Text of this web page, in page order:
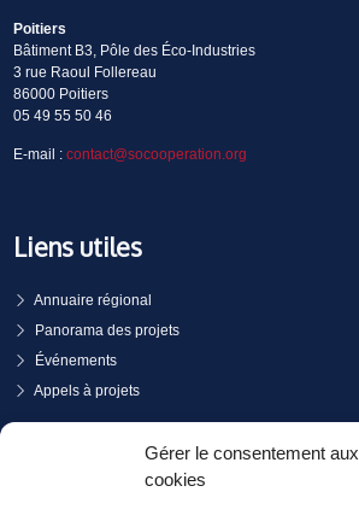
Gérer le consentement aux
cookies
Poitiers
Bâtiment B3, Pôle des Éco-Industries
3 rue Raoul Follereau
86000 Poitiers
05 49 55 50 46
E-mail : contact@socooperation.org
Liens utiles
Annuaire régional
Panorama des projets
Événements
Appels à projets